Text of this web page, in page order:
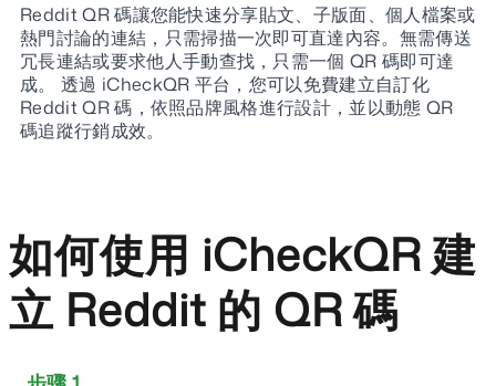
Reddit QR 碼讓您能快速分享貼文、子版面、個人檔案或
熱門討論的連結，只需掃描一次即可直達內容。無需傳送
冗長連結或要求他人手動查找，只需一個 QR 碼即可達
成。 透過 iCheckQR 平台，您可以免費建立自訂化
Reddit QR 碼，依照品牌風格進行設計，並以動態 QR
碼追蹤行銷成效。
如何使用 iCheckQR 建
立 Reddit 的 QR 碼